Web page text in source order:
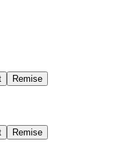
Remise
Remise